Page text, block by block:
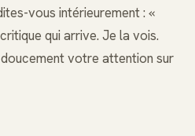
vous intérieurement : «
qui arrive. Je la vois.
doucement votre attention sur